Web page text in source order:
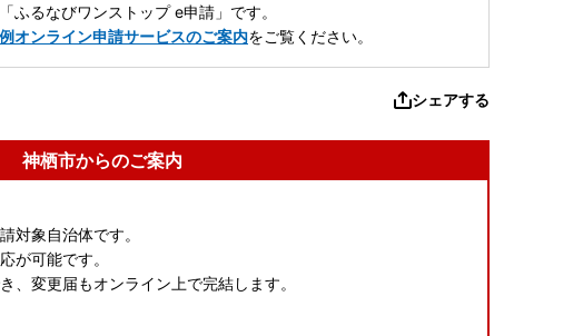
ふるなびワンストップ e申請」です。
オンライン申請サービスのご案内をご覧ください。
シェアする
神栖市からのご案内
対象自治体です。
が可能です。
、変更届もオンライン上で完結します。